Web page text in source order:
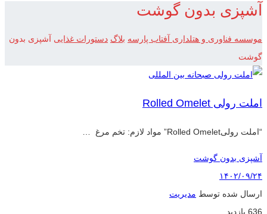
آشپزی بدون گوشت
موسسه فناوری و هتلداری آفتاب پارسه بلاگ دستورات غذایی آشپزی بدون
گوشت
املت رولی Rolled Omelet
“املت رولیRolled Omelet” مواد لازم: تخم مرغ …
آشپزی بدون گوشت
۱۴۰۲/۰۹/۲۴
ارسال شده توسط مدیریت
636 بازدید